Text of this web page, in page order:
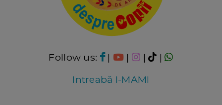
Follow us: | | |
|
Intreabă I-MAMI